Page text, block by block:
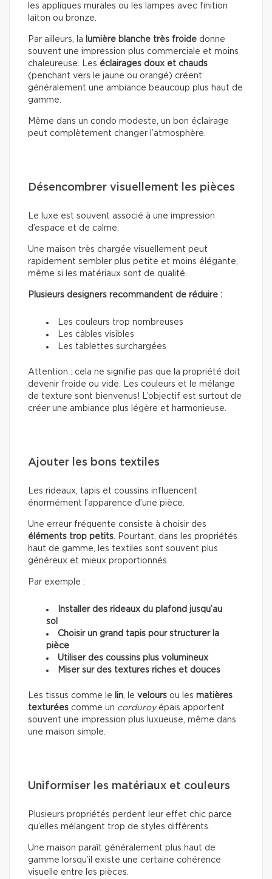
les appliques murales ou les lampes avec finition
laiton ou bronze.
Par ailleurs, la lumière blanche très froide donne
souvent une impression plus commerciale et moins
chaleureuse. Les éclairages doux et chauds
(penchant vers le jaune ou orangé) créent
généralement une ambiance beaucoup plus haut de
gamme.
Même dans un condo modeste, un bon éclairage
peut complètement changer l’atmosphère.
Désencombrer visuellement les pièces
Le luxe est souvent associé à une impression
d’espace et de calme.
Une maison très chargée visuellement peut
rapidement sembler plus petite et moins élégante,
même si les matériaux sont de qualité.
Plusieurs designers recommandent de réduire :
Les couleurs trop nombreuses
Les câbles visibles
Les tablettes surchargées
Attention : cela ne signifie pas que la propriété doit
devenir froide ou vide. Les couleurs et le mélange
de texture sont bienvenus! L’objectif est surtout de
créer une ambiance plus légère et harmonieuse.
Ajouter les bons textiles
Les rideaux, tapis et coussins influencent
énormément l’apparence d’une pièce.
Une erreur fréquente consiste à choisir des
éléments trop petits. Pourtant, dans les propriétés
haut de gamme, les textiles sont souvent plus
généreux et mieux proportionnés.
Par exemple :
Installer des rideaux du plafond jusqu’au
sol
Choisir un grand tapis pour structurer la
pièce
Utiliser des coussins plus volumineux
Miser sur des textures riches et douces
Les tissus comme le lin, le velours ou les matières
texturées comme un corduroyépais apportent
souvent une impression plus luxueuse, même dans
une maison simple.
Uniformiser les matériaux et couleurs
Plusieurs propriétés perdent leur effet chic parce
qu’elles mélangent trop de styles différents.
Une maison paraît généralement plus haut de
gamme lorsqu’il existe une certaine cohérence
visuelle entre les pièces.